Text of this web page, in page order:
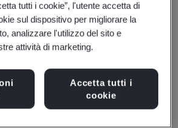
Condividi:
27001:2022
tutti i cookie”, l'utente accetta di
sul dispositivo per migliorare la
analizzare l'utilizzo del sito e
attività di marketing.
Accetta tutti i
cookie